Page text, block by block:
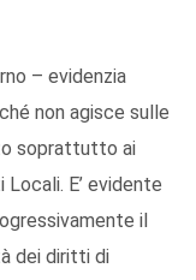
– evidenzia
non agisce sulle
soprattutto ai
E’ evidente
il
dei diritti di